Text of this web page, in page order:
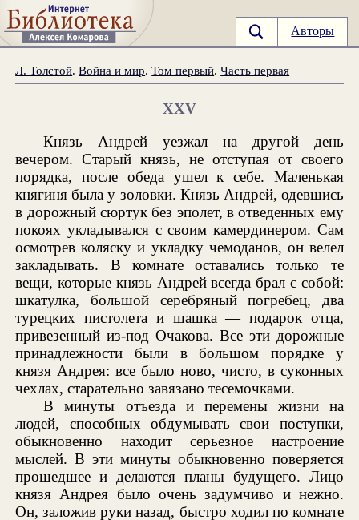
Авторы
Л. Толстой.Война и мир.Том первый.Часть первая
XXV
Князь Андрей уезжал на другой день
вечером. Старый князь, не отступая от своего
порядка, после обеда ушел к себе. Маленькая
княгиня была у золовки. Князь Андрей, одевшись
в дорожный сюртук без эполет, в отведенных ему
покоях укладывался с своим камердинером. Сам
осмотрев коляску и укладку чемоданов, он велел
закладывать. В комнате оставались только те
вещи, которые князь Андрей всегда брал с собой:
шкатулка, большой серебряный погребец, два
турецких пистолета и шашка — подарок отца,
привезенный из-под Очакова. Все эти дорожные
принадлежности были в большом порядке у
князя Андрея: все было ново, чисто, в суконных
чехлах, старательно завязано тесемочками.
В минуты отъезда и перемены жизни на
людей, способных обдумывать свои поступки,
обыкновенно находит серьезное настроение
мыслей. В эти минуты обыкновенно поверяется
прошедшее и делаются планы будущего. Лицо
князя Андрея было очень задумчиво и нежно.
Он, заложив руки назад, быстро ходил по комнате